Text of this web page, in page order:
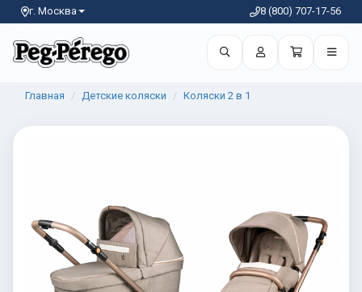
г. Москва 8 (800) 707-17-56
Главная Детские коляски Коляски 2 в 1